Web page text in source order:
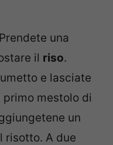
una
il riso.
e lasciate
primo mestolo di
un
risotto. A due